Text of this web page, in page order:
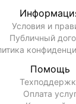
Условия и
Публичный
Помощь
Оплата